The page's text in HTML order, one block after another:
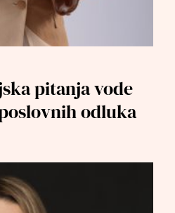
pitanja vode
odluka